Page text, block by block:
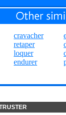
cravacher
retaper
loquer
endurer